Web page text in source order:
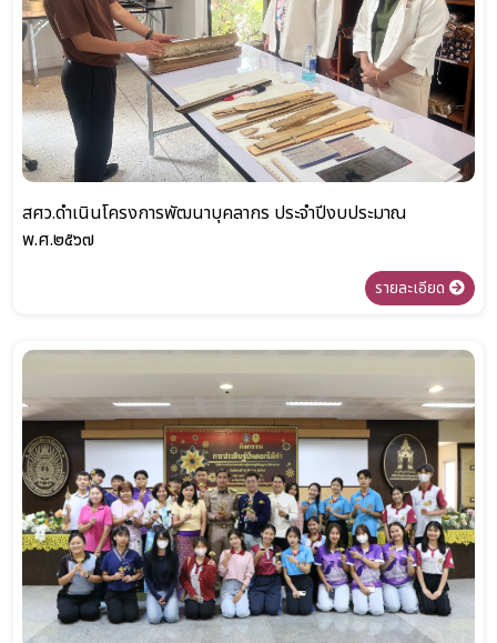
สศว.ดำเนินโครงการพัฒนาบุคลากร ประจำปีงบประมาณ
พ.ศ.๒๕๖๗
รายละเอียด